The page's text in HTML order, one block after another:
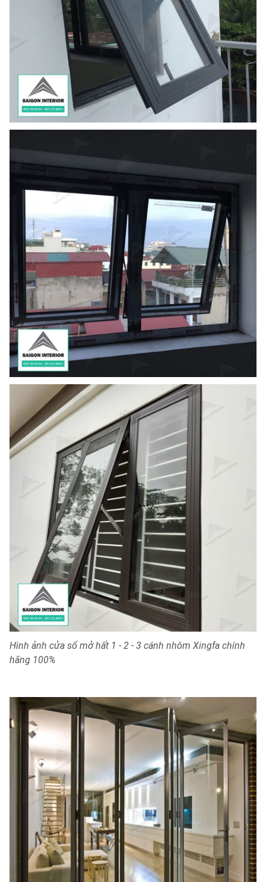
Hình ảnh cửa sổ mở hất 1 - 2 - 3 cánh nhôm Xingfa chính
hãng 100%